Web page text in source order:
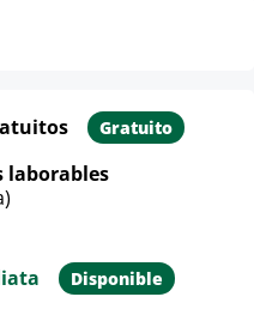
Gratuito
laborables
Disponible